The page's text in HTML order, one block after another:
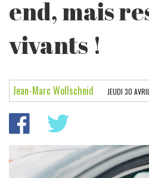
LES ARTICLES
ESSAIS ELECTRIQUES
PARECHOC
L'INSTANT AUTO
POINT DE VUE
end, mais
vivants !
Jean-Marc Wollscheid JEUDI 30